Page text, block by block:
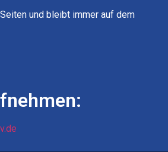
und bleibt immer auf dem